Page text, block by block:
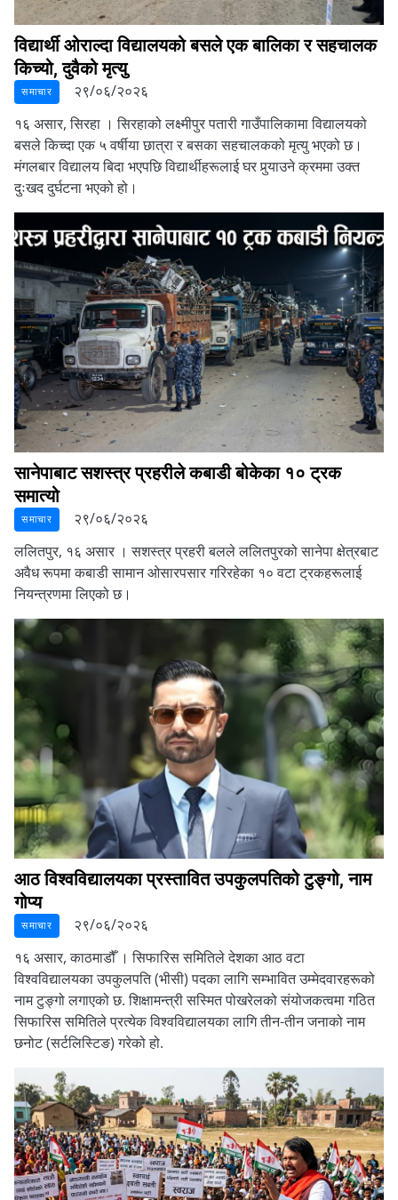
विद्यार्थी ओराल्दा विद्यालयको बसले एक बालिका र सहचालक
किच्यो, दुवैको मृत्यु
समाचार
२९/०६/२०२६
१६ असार, सिरहा । सिरहाको लक्ष्मीपुर पतारी गाउँपालिकामा विद्यालयको
बसले किच्दा एक ५ वर्षीया छात्रा र बसका सहचालकको मृत्यु भएको छ।
मंगलबार विद्यालय बिदा भएपछि विद्यार्थीहरूलाई घर पुर्‍याउने क्रममा उक्त
दुःखद दुर्घटना भएको हो।
सानेपाबाट सशस्त्र प्रहरीले कबाडी बोकेका १० ट्रक
समात्यो
समाचार
२९/०६/२०२६
ललितपुर, १६ असार । सशस्त्र प्रहरी बलले ललितपुरको सानेपा क्षेत्रबाट
अवैध रूपमा कबाडी सामान ओसारपसार गरिरहेका १० वटा ट्रकहरूलाई
नियन्त्रणमा लिएको छ।
आठ विश्वविद्यालयका प्रस्तावित उपकुलपतिको टुङ्गो, नाम
गोप्य
समाचार
२९/०६/२०२६
१६ असार, काठमाडौँ । सिफारिस समितिले देशका आठ वटा
विश्वविद्यालयका उपकुलपति (भीसी) पदका लागि सम्भावित उम्मेदवारहरूको
नाम टुङ्गो लगाएको छ. शिक्षामन्त्री सस्मित पोखरेलको संयोजकत्वमा गठित
सिफारिस समितिले प्रत्येक विश्वविद्यालयका लागि तीन-तीन जनाको नाम
छनोट (सर्टलिस्टिङ) गरेको हो.